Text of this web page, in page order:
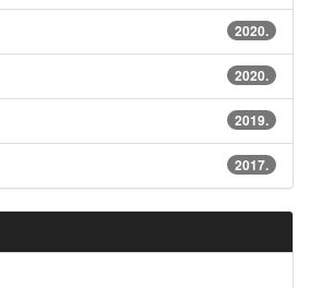
2020.
2020.
2019.
2017.